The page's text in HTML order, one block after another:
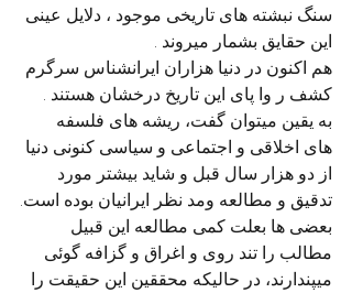
سنگ نبشته های تاریخی موجود ، دلایل عینی
این حقایق بشمار میروند .
هم اکنون در دنیا هزاران ایرانشناس سرگرم
کشف ر وا پای این تاریخ درخشان هستند .
به یقین میتوان گفت، ریشه های فلسفه
های اخلاقی و اجتماعی و سیاسی کنونی دنیا
از دو هزار سال قبل و شاید بیشتر مورد
تدقیق و مطالعه ومد نظر ایرانیان بوده است.
بعضی ها بعلت کمی مطالعه این قبیل
مطالب را تند روی و اغراق و گزافه گوئی
میپندارند، در حالیکه محققین این حقیقت را